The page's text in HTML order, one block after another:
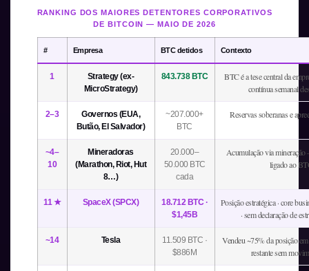
RANKING DOS MAIORES DETENTORES CORPORATIVOS
DE BITCOIN — MAIO DE 2026
# Empresa BTC detidos Contexto
1
Strategy (ex-
MicroStrategy)
843.738 BTC
BTC é a tese central da
contínua semanal
2–3
Governos (EUA,
Butão, El Salvador)
~207.000+
BTC
Reservas soberanas e
~4–
10
Mineradoras
(Marathon, Riot, Hut
8…)
20.000–
50.000 BTC
cada
Acumulação via
ligado ao
11 ★ SpaceX (SPCX)
18.712 BTC ·
$1,45B
Posição estratégica · core
· sem declaração de
~14 Tesla
11.509 BTC ·
$886M
Vendeu ~75% da posição
restante sem